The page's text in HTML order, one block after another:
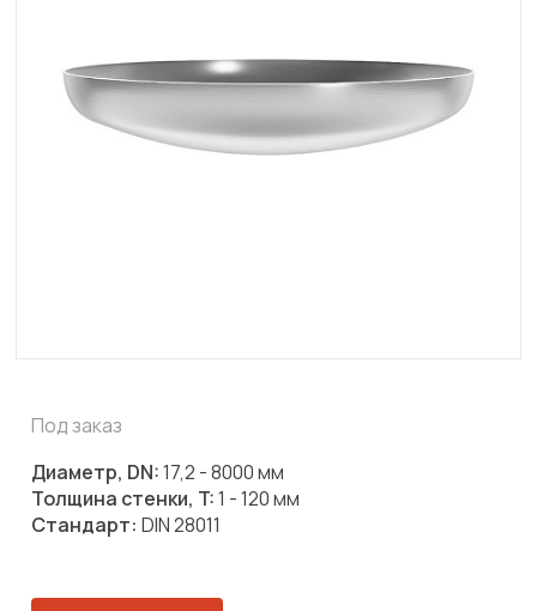
Под заказ
Диаметр, DN:17,2 - 8000 мм
Толщина стенки, T:1 - 120 мм
Стандарт: DIN 28011